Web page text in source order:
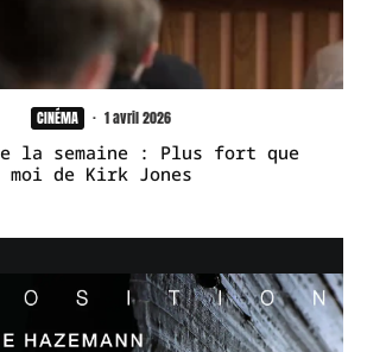
CINÉMA · 1 avril 2026
la semaine : Plus fort que
moi de Kirk Jones